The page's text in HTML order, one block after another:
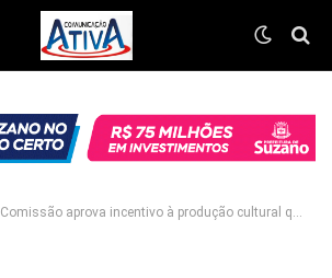
Comissão aprova incentivo à produção cultural que incluir pessoas idosas